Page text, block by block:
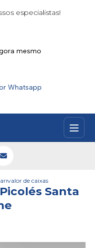
especialistas!
mesmo
Whatsapp
picole
valor de caixas para picoles
Santa